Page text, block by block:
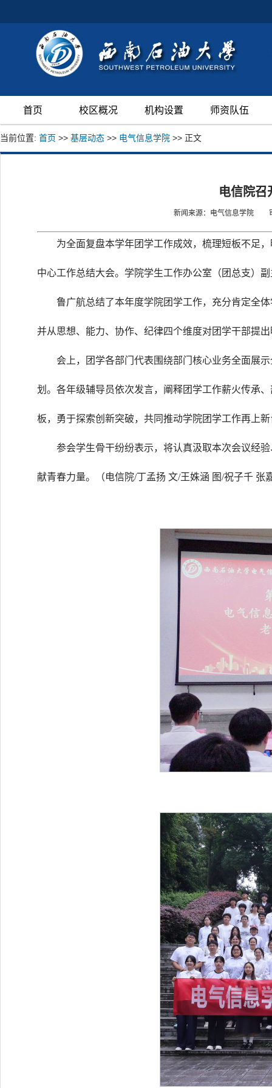
首页 校区概况 机构设置 师资队伍
当前位置: 首页 >> 基层动态 >> 电气信息学院 >> 正文
电信院召
新闻来源：电气信息学院
为全面复盘本学年团学工作成效，梳理短板不足
中心工作总结大会。学院学生工作办公室（团总支）
鲁广航总结了本年度学院团学工作，充分肯定全
并从思想、能力、协作、纪律四个维度对团学干部提
会上，团学各部门代表围绕部门核心业务全面展
划。各年级辅导员依次发言，阐释团学工作薪火传承
板，勇于探索创新突破，共同推动学院团学工作再上
参会学生骨干纷纷表示，将认真汲取本次会议经
献青春力量。（电信院/丁孟扬 文/王姝涵 图/祝子千 张